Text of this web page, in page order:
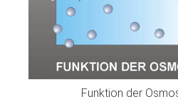
Funktion der